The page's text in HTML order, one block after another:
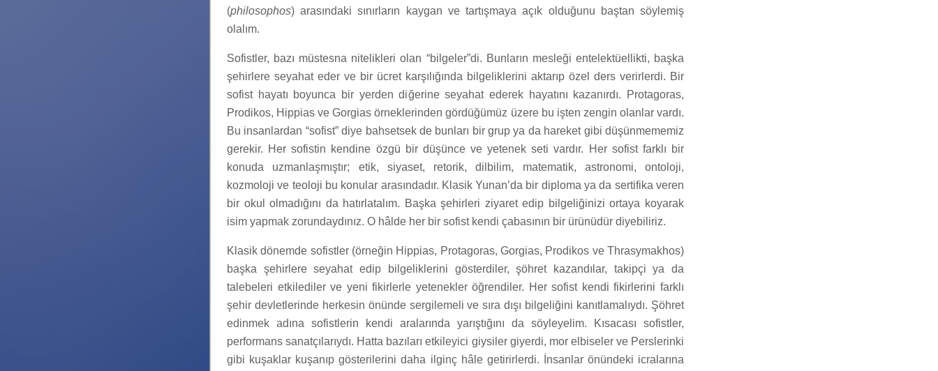
(philosophos) arasındaki sınırların kaygan ve tartışmaya açık olduğunu baştan söylemiş
olalım.
Sofistler, bazı müstesna nitelikleri olan “bilgeler”di. Bunların mesleği entelektüellikti, başka
şehirlere seyahat eder ve bir ücret karşılığında bilgeliklerini aktarıp özel ders verirlerdi. Bir
sofist hayatı boyunca bir yerden diğerine seyahat ederek hayatını kazanırdı. Protagoras,
Prodikos, Hippias ve Gorgias örneklerinden gördüğümüz üzere bu işten zengin olanlar vardı.
Bu insanlardan “sofist” diye bahsetsek de bunları bir grup ya da hareket gibi düşünmememiz
gerekir. Her sofistin kendine özgü bir düşünce ve yetenek seti vardır. Her sofist farklı bir
konuda uzmanlaşmıştır; etik, siyaset, retorik, dilbilim, matematik, astronomi, ontoloji,
kozmoloji ve teoloji bu konular arasındadır. Klasik Yunan’da bir diploma ya da sertifika veren
bir okul olmadığını da hatırlatalım. Başka şehirleri ziyaret edip bilgeliğinizi ortaya koyarak
isim yapmak zorundaydınız. O hâlde her bir sofist kendi çabasının bir ürünüdür diyebiliriz.
Klasik dönemde sofistler (örneğin Hippias, Protagoras, Gorgias, Prodikos ve Thrasymakhos)
başka şehirlere seyahat edip bilgeliklerini gösterdiler, şöhret kazandılar, takipçi ya da
talebeleri etkilediler ve yeni fikirlerle yetenekler öğrendiler. Her sofist kendi fikirlerini farklı
şehir devletlerinde herkesin önünde sergilemeli ve sıra dışı bilgeliğini kanıtlamalıydı. Şöhret
edinmek adına sofistlerin kendi aralarında yarıştığını da söyleyelim. Kısacası sofistler,
performans sanatçılarıydı. Hatta bazıları etkileyici giysiler giyerdi, mor elbiseler ve Perslerinki
gibi kuşaklar kuşanıp gösterilerini daha ilginç hâle getirirlerdi. İnsanlar önündeki icralarına